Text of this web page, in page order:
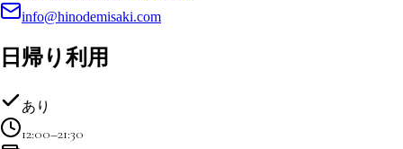
info@hinodemisaki.com
日帰り利用
あり
12:00–21:30